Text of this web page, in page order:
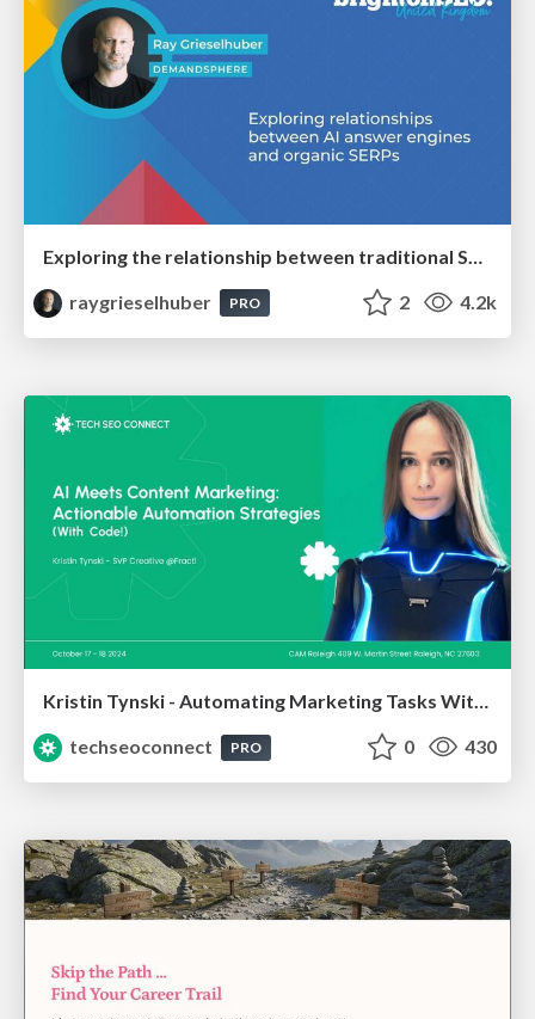
raygrieselhuber
PRO 2 4.2k
Kristin Tynski - Automating Marketing Tasks With AI
techseoconnect
PRO 0 430